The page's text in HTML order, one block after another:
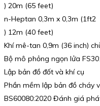
) 20m (65 feet)
n-Heptan 0,3m x 0,3m (1ft2
) 12m (40 feet)
Khí mê-tan 0,9m (36 inch)
Bộ mô phỏng ngọn lửa
Lập bản đồ đốt và khí cụ
Phần mềm lập bản đồ cháy
BS60080:2020 Đánh giá